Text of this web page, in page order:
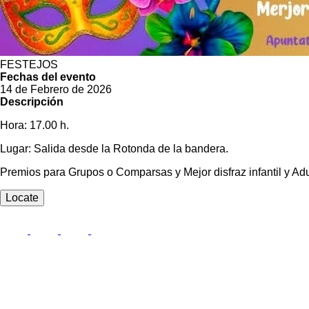
FESTEJOS
Fechas del evento
14 de Febrero de 2026
Descripción
Hora: 17.00 h.
Lugar: Salida desde la Rotonda de la bandera.
Premios para Grupos o Comparsas y Mejor disfraz infantil y
Locate